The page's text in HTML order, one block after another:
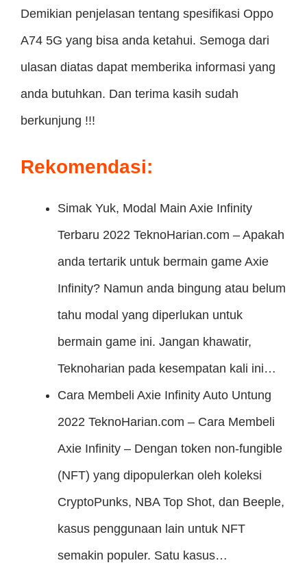
Demikian penjelasan tentang spesifikasi Oppo
A74 5G yang bisa anda ketahui. Semoga dari
ulasan diatas dapat memberika informasi yang
anda butuhkan. Dan terima kasih sudah
berkunjung !!!
Rekomendasi:
Simak Yuk, Modal Main Axie Infinity
Terbaru 2022 TeknoHarian.com – Apakah
anda tertarik untuk bermain game Axie
Infinity? Namun anda bingung atau belum
tahu modal yang diperlukan untuk
bermain game ini. Jangan khawatir,
Teknoharian pada kesempatan kali ini…
Cara Membeli Axie Infinity Auto Untung
2022 TeknoHarian.com – Cara Membeli
Axie Infinity – Dengan token non-fungible
(NFT) yang dipopulerkan oleh koleksi
CryptoPunks, NBA Top Shot, dan Beeple,
kasus penggunaan lain untuk NFT
semakin populer. Satu kasus…